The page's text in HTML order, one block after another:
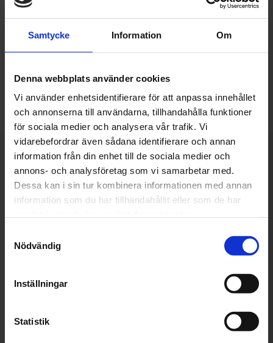
Samtycke Information Om
Denna webbplats använder cookies
Vi använder enhetsidentifierare för att anpassa innehållet
och annonserna till användarna, tillhandahålla funktioner
för sociala medier och analysera vår trafik. Vi
vidarebefordrar även sådana identifierare och annan
information från din enhet till de sociala medier och
annons- och analysföretag som vi samarbetar med.
Dessa kan i sin tur kombinera informationen med annan
information som du har tillhandahållit eller som de har
Nödvändig
Inställningar
Statistik
Känn dig trygg.
Assistansförsäkring
Assistansförsäkring i 12
Godkänd Bilverkstad
den kvalitet som du har rätt att
förvänta dig av din verkstad.